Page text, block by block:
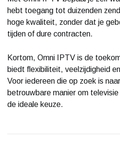
hebt toegang tot duizenden
hoge kwaliteit, zonder dat je
tijden of dure contracten.
Kortom, Omni IPTV is de
biedt flexibiliteit, veelzijdigheid
Voor iedereen die op zoek is
betrouwbare manier om
de ideale keuze.